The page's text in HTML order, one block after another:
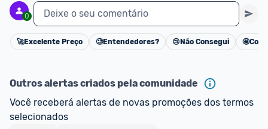
0 Deixe o seu comentário
Cancelar
🚀Excelente Preço 🧐Entendedores? 😢Não Consegui 🤩
Outros alertas criados pela comunidade
Você receberá alertas de novas promoções dos termos
selecionados